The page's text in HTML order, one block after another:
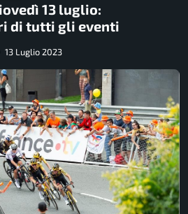
13 luglio:
di tutti gli eventi
13 Luglio 2023